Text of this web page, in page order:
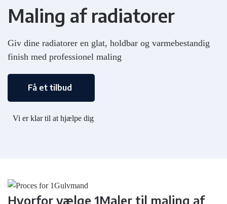
Maling af radiatorer
Giv dine radiatorer en glat, holdbar og varmebestandig
finish med professionel maling
Få et tilbud
Vi er klar til at hjælpe dig
Hvorfor vælge 1Maler til maling af